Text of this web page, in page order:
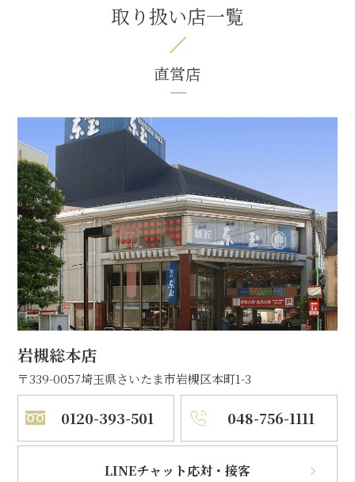
取り扱い店一覧
直営店
岩槻総本店
〒339-0057埼玉県さいたま市岩槻区本町1-3
0120-393-501 048-756-1111
LINEチャット応対・接客